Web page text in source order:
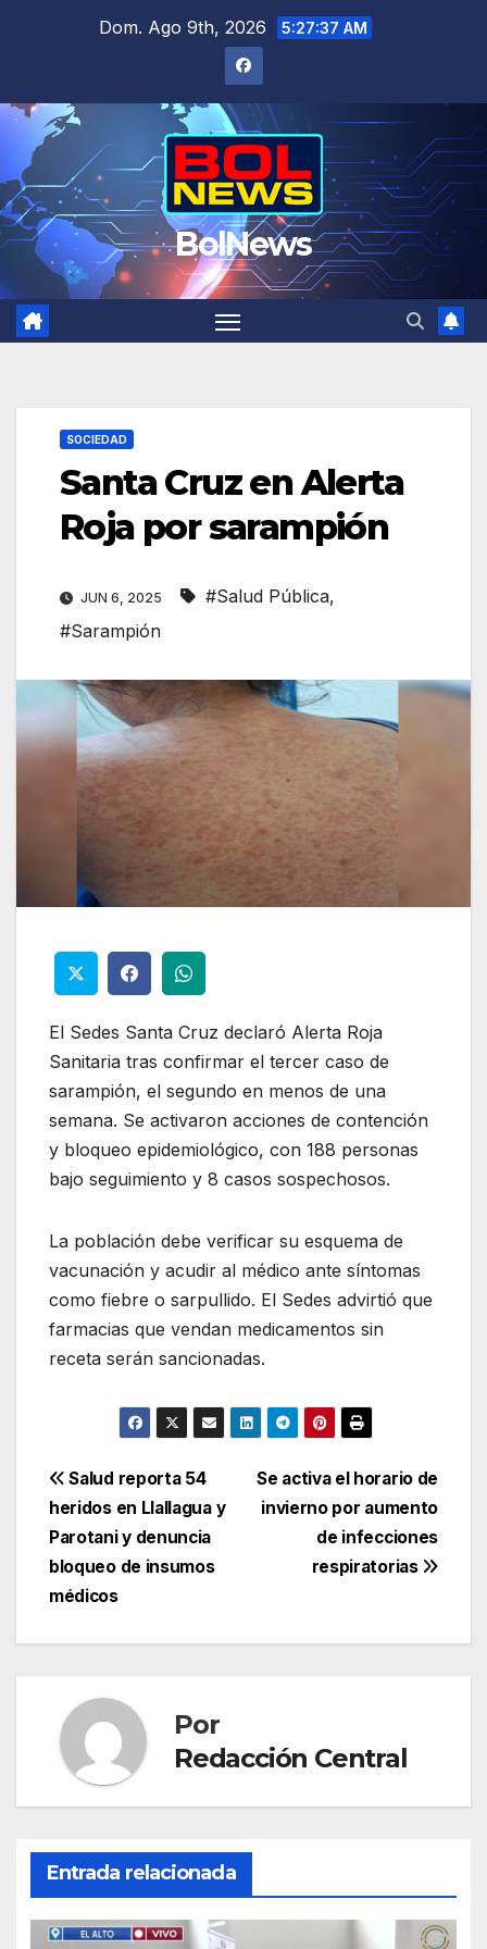
Dom. Ago 9th, 2026 5:27:38 AM
BolNews
SOCIEDAD
Santa Cruz en Alerta
Roja por sarampión
JUN 6, 2025 #Salud Pública,
#Sarampión
El Sedes Santa Cruz declaró Alerta Roja
Sanitaria tras confirmar el tercer caso de
sarampión, el segundo en menos de una
semana. Se activaron acciones de contención
y bloqueo epidemiológico, con 188 personas
bajo seguimiento y 8 casos sospechosos.
La población debe verificar su esquema de
vacunación y acudir al médico ante síntomas
como fiebre o sarpullido. El Sedes advirtió que
farmacias que vendan medicamentos sin
receta serán sancionadas.
Navegación
de
entradas
Se activa el horario de
invierno por aumento
de infecciones
respiratorias
Salud reporta 54
heridos en Llallagua y
Parotani y denuncia
bloqueo de insumos
médicos
Por
Redacción Central
Entrada relacionada